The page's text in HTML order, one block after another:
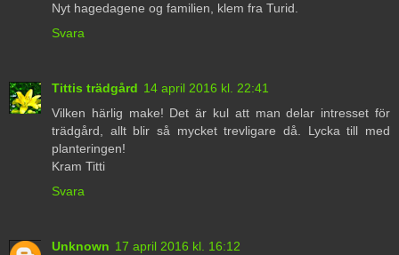
Nyt hagedagene og familien, klem fra Turid.
Svara
Tittis trädgård 14 april 2016 kl. 22:41
Vilken härlig make! Det är kul att man delar intresset för
trädgård, allt blir så mycket trevligare då. Lycka till med
planteringen!
Kram Titti
Svara
Unknown 17 april 2016 kl. 16:12